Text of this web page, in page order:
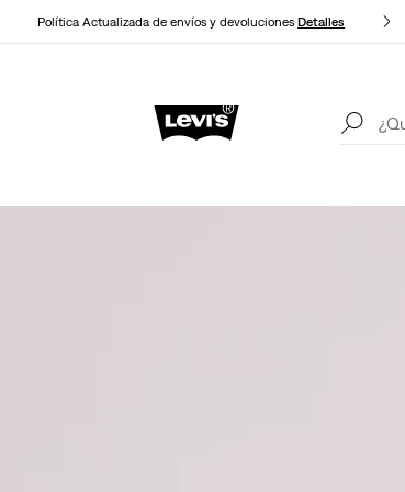
Política Actualizada de envíos y devolucionesDetalles
Rebajas: hasta un 50% de descuento + extra 10%*